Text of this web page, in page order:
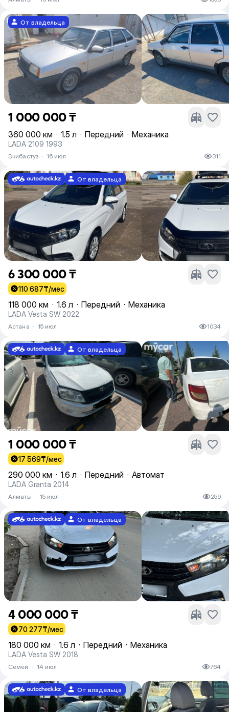
От владельца
1 000 000 ₸
360 000 км · 1.5 л · Передний · Механика
LADA 2109 1993
Экибастуз · 16 июл 311
От владельца
6 300 000 ₸
110 687₸/мес
118 000 км · 1.6 л · Передний · Механика
LADA Vesta SW 2022
Астана · 15 июл 1034
От владельца
1 000 000 ₸
17 569₸/мес
290 000 км · 1.6 л · Передний · Автомат
LADA Granta 2014
Алматы · 15 июл 259
От владельца
4 000 000 ₸
70 277₸/мес
180 000 км · 1.6 л · Передний · Механика
LADA Vesta SW 2018
Семей · 14 июл 764
От владельца